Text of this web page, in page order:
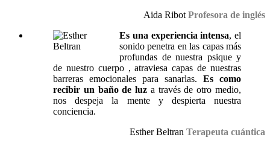
Aida Ribot Profesora de inglés
Es una experiencia intensa, el
sonido penetra en las capas más
profundas de nuestra psique y
de nuestro cuerpo , atraviesa capas de nuestras
barreras emocionales para sanarlas. Es como
recibir un baño de luz a través de otro medio,
nos despeja la mente y despierta nuestra
conciencia.
Esther Beltran Terapeuta cuántica